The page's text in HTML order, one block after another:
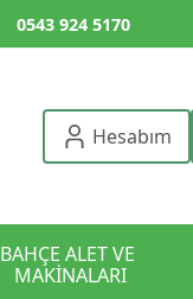
0543 924 5170
Hesabım
BAHÇE ALET VE
MAKİNALARI